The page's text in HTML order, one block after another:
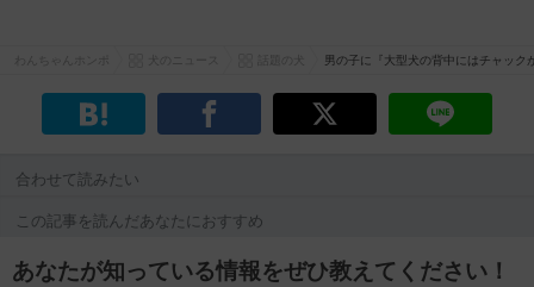
男の子に『大型犬の背中にはチャッ
合わせて読みたい
この記事を読んだあなたにおすすめ
あなたが知っている情報をぜひ教えてください！